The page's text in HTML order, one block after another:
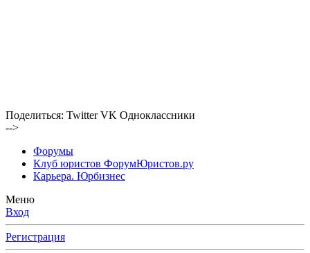
Поделиться: Twitter VK Одноклассники
-->
Форумы
Клуб юристов ФорумЮристов.ру
Карьера. Юрбизнес
Меню
Вход
Регистрация